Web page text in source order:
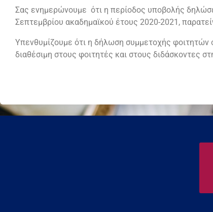
Σας ενημερώνουμε ότι η περίοδος υποβολής
Σεπτεμβρίου ακαδημαϊκού έτους 2020-2021,
Υπενθυμίζουμε ότι η δήλωση συμμετοχής φοιτητών
διαθέσιμη στους φοιτητές και στους διδάσκοντες